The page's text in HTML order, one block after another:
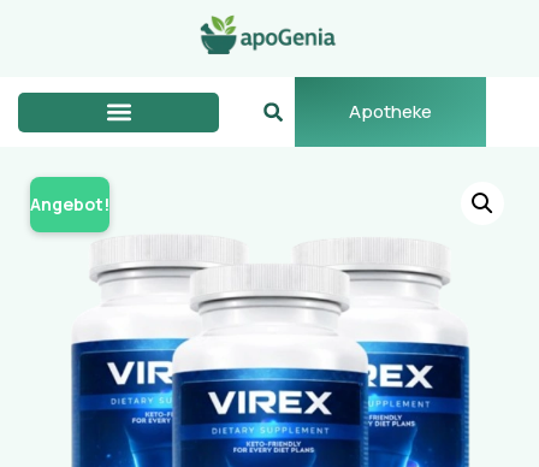
Apotheke
Angebot!